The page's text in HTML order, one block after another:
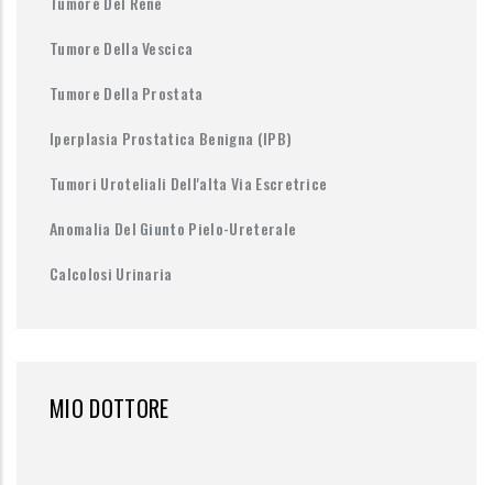
Tumore Della Vescica
Tumore Della Prostata
Iperplasia Prostatica Benigna (IPB)
Tumori Uroteliali Dell'alta Via Escretrice
Anomalia Del Giunto Pielo-Ureterale
Calcolosi Urinaria
MIO DOTTORE